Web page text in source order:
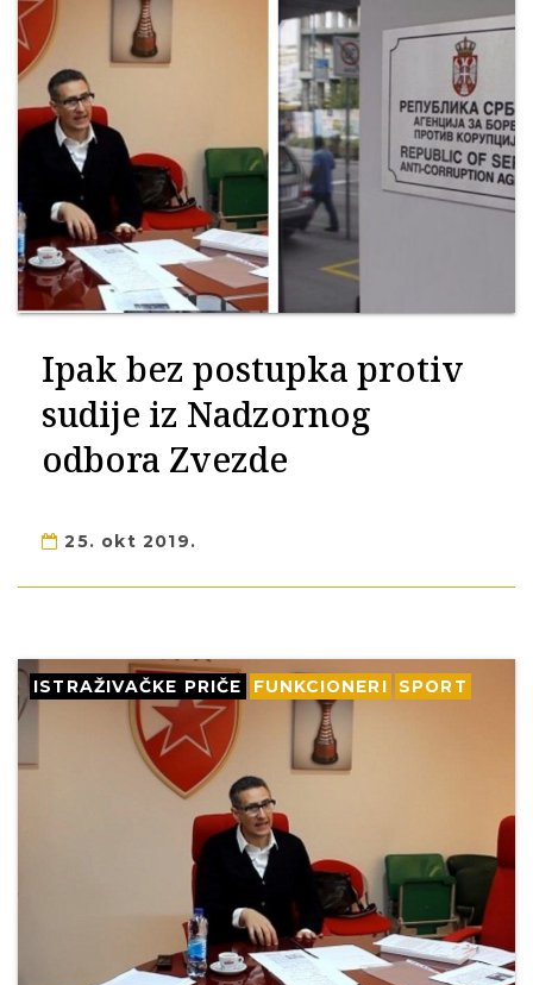
Ipak bez postupka protiv
sudije iz Nadzornog
odbora Zvezde
25. okt 2019.
ISTRAŽIVAČKE PRIČE FUNKCIONERI SPORT